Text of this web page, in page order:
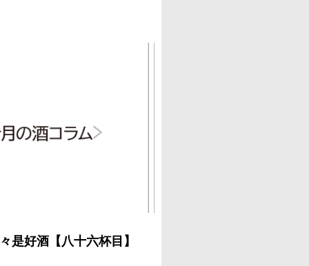
是好酒【八十六杯目】